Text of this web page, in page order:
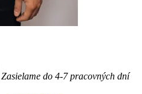
Zasielame do 4-7 pracovných dní